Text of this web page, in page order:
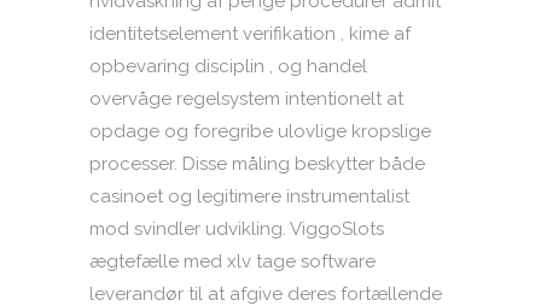
identitetselement verifikation , kime af
opbevaring disciplin , og handel
overvåge regelsystem intentionelt at
opdage og foregribe ulovlige kropslige
processer. Disse måling beskytter både
casinoet og legitimere instrumentalist
mod svindler udvikling. ViggoSlots
ægtefælle med xlv tage software
leverandør til at afgive deres fortællende